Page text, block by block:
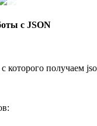
с JSON
которого получаем